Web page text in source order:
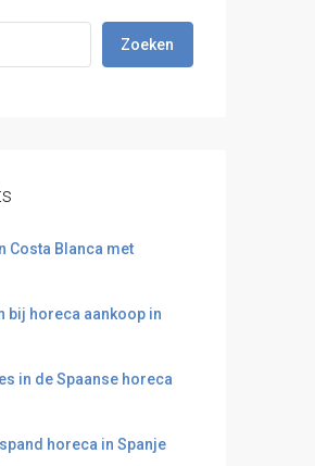
Zoeken
Costa Blanca met
bij horeca aankoop in
in de Spaanse horeca
horeca in Spanje